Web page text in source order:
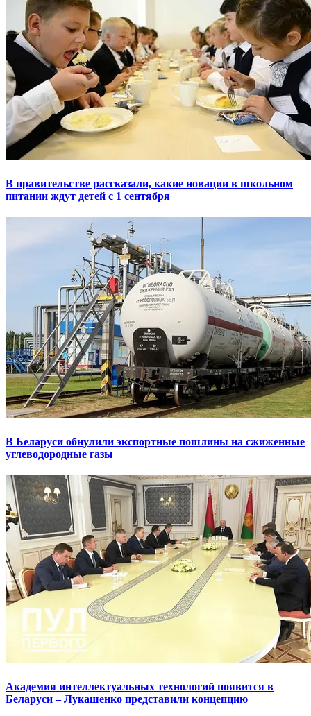
В правительстве рассказали, какие новации в школьном
питании ждут детей с 1 сентября
В Беларуси обнулили экспортные пошлины на сжиженные
углеводородные газы
Академия интеллектуальных технологий появится в
Беларуси – Лукашенко представили концепцию